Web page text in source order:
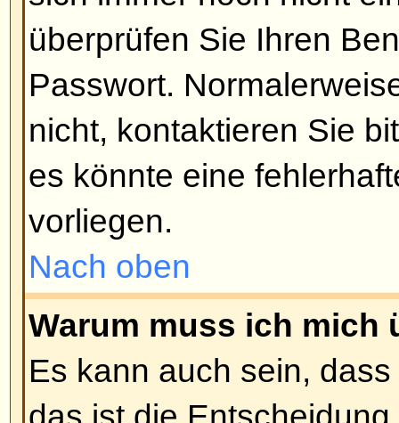
wählen Sie bitte die
Einloggen. Dies ist nicht
einem fremden Rechner sitzen,
oder Universität, im Internetcafé
Nach oben
'Wer ist online?'-Liste
In Ihrem Profil befindet sich die
verstecken, und wenn Sie diese
nur noch von Administratoren in
werden. Sie zählen dann als
Nach oben